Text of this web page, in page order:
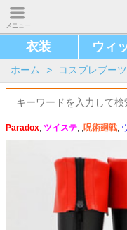
メニュー
衣装 ウィ
ホーム > コスプレブーツ
Paradox, ツイステ, ,呪術廻戦,